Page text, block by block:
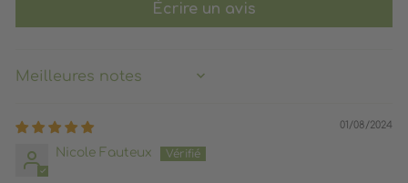
Écrire un avis
SORT BY
01/08/2024
Nicole Fauteux